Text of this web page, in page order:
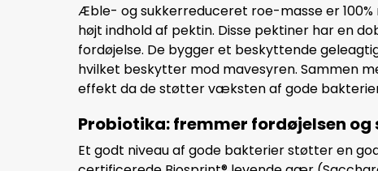
Æble- og sukkerreduceret roe-masse er
højt indhold af pektin. Disse pektiner har en
fordøjelse. De bygger et beskyttende
hvilket beskytter mod mavesyren. Sammen
effekt da de støtter væksten af gode
Probiotika: fremmer fordøjelsen
Et godt niveau af gode bakterier støtter en